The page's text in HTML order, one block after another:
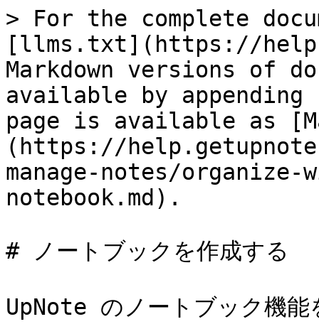
> For the complete
[llms.txt](https://
Markdown versions of
available by
page is available as
(https://
manage-notes/
notebook.md).
# ノートブックを作成する
UpNote のノートブック機能